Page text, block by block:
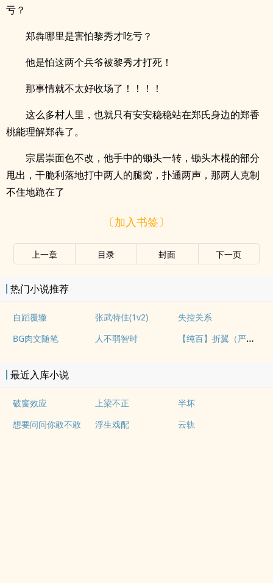
亏？
郑犇哪里是害怕黎秀才吃亏？
他是怕这两个兵爷被黎秀才打死！
那事情就不太好收场了！！！！
这么多村人里，也就只有安安稳稳站在郑氏身边的郑香
桃能理解郑犇了。
宗居崇面色不改，他手中的锄头一转，锄头木棍的部分
甩出，干脆利落地打中两人的腿窝，扑通两声，那两人克制
不住地跪在了
〔加入书签〕
上一章 目录 封面 下一页
热门小说推荐
自蹈覆辙 张武特佳(1v2)
失控关系
BG肉文随笔
人不弱智时 【纯百】折翼（严厉上司是小鸟）
最近入库小说
破窗效应 上梁不正
半坏
想要问问你敢不敢
浮生戏配 云轨